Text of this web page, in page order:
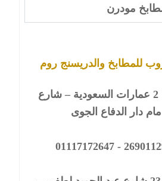
مودرن
للمطابخ والدريسنج روم
فرع مدينة نصر : 2 عمارات السعودية – شارع
دار الدفاع الجوى